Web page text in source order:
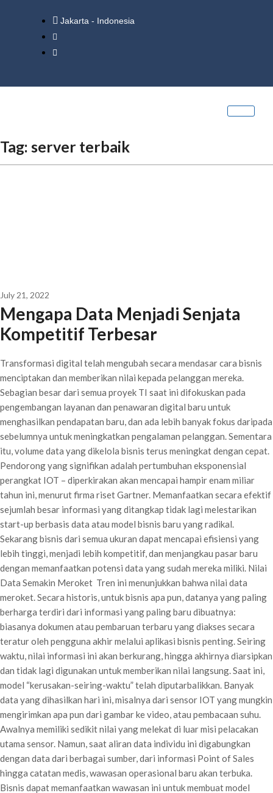
Jakarta - Indonesia
Tag: server terbaik
July 21, 2022
Mengapa Data Menjadi Senjata
Kompetitif Terbesar
Transformasi digital telah mengubah secara mendasar cara bisnis
menciptakan dan memberikan nilai kepada pelanggan mereka.
Sebagian besar dari semua proyek TI saat ini difokuskan pada
pengembangan layanan dan penawaran digital baru untuk
menghasilkan pendapatan baru, dan ada lebih banyak fokus daripada
sebelumnya untuk meningkatkan pengalaman pelanggan. Sementara
itu, volume data yang dikelola bisnis terus meningkat dengan cepat.
Pendorong yang signifikan adalah pertumbuhan eksponensial
perangkat IOT – diperkirakan akan mencapai hampir enam miliar
tahun ini, menurut firma riset Gartner. Memanfaatkan secara efektif
sejumlah besar informasi yang ditangkap tidak lagi melestarikan
start-up berbasis data atau model bisnis baru yang radikal.
Sekarang bisnis dari semua ukuran dapat mencapai efisiensi yang
lebih tinggi, menjadi lebih kompetitif, dan menjangkau pasar baru
dengan memanfaatkan potensi data yang sudah mereka miliki. Nilai
Data Semakin Meroket Tren ini menunjukkan bahwa nilai data
meroket. Secara historis, untuk bisnis apa pun, datanya yang paling
berharga terdiri dari informasi yang paling baru dibuatnya:
biasanya dokumen atau pembaruan terbaru yang diakses secara
teratur oleh pengguna akhir melalui aplikasi bisnis penting. Seiring
waktu, nilai informasi ini akan berkurang, hingga akhirnya diarsipkan
dan tidak lagi digunakan untuk memberikan nilai langsung. Saat ini,
model “kerusakan-seiring-waktu” telah diputarbalikkan. Banyak
data yang dihasilkan hari ini, misalnya dari sensor IOT yang mungkin
mengirimkan apa pun dari gambar ke video, atau pembacaan suhu.
Awalnya memiliki sedikit nilai yang melekat di luar misi pelacakan
utama sensor. Namun, saat aliran data individu ini digabungkan
dengan data dari berbagai sumber, dari informasi Point of Sales
hingga catatan medis, wawasan operasional baru akan terbuka.
Bisnis dapat memanfaatkan wawasan ini untuk membuat model